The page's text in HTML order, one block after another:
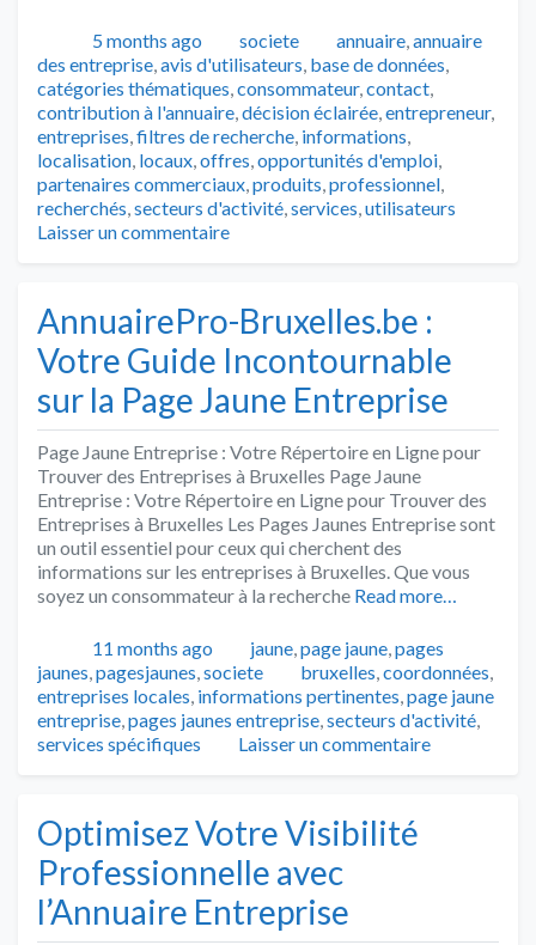
Publié5 months ago Catégories
societe Tags
annuaire,annuaire
des entreprise,avis d'utilisateurs, base de données,
catégories thématiques,consommateur,contact,
contribution à l'annuaire,décision éclairée,entrepreneur,
entreprises,filtres de recherche, informations,
localisation, locaux,offres,opportunités d'emploi,
partenaires commerciaux,produits,professionnel,
recherchés,secteurs d'activité,services,utilisateurs
Laisser un commentaire
AnnuairePro-Bruxelles.be :
Votre Guide Incontournable
sur la Page Jaune Entreprise
Page Jaune Entreprise : Votre Répertoire en Ligne pour
Trouver des Entreprises à Bruxelles Page Jaune
Entreprise : Votre Répertoire en Ligne pour Trouver des
Entreprises à Bruxelles Les Pages Jaunes Entreprise sont
un outil essentiel pour ceux qui cherchent des
informations sur les entreprises à Bruxelles. Que vous
soyez un consommateur à la recherche Read more…
Publié11 months ago Catégories
jaune,page jaune,pages
jaunes,pagesjaunes,societe Tags
bruxelles,coordonnées,
entreprises locales, informations pertinentes,page jaune
entreprise,pages jaunes entreprise,secteurs d'activité,
services spécifiques
Laisser un commentaire
Optimisez Votre Visibilité
Professionnelle avec
l’Annuaire Entreprise